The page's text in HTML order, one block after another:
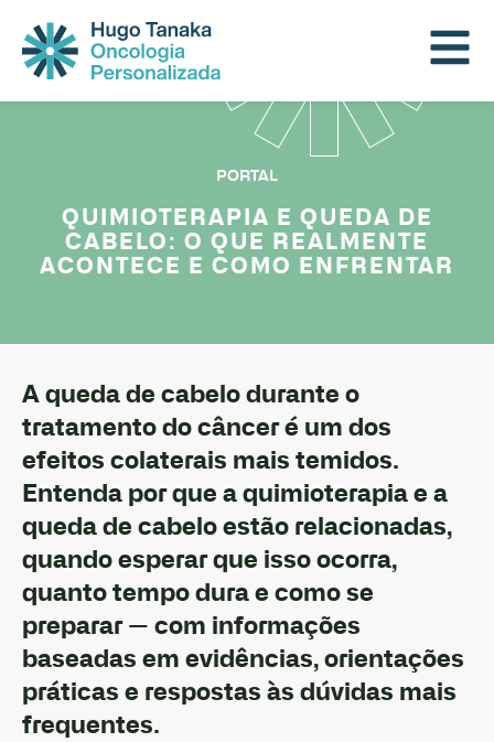
PORTAL
QUIMIOTERAPIA E QUEDA DE
CABELO: O QUE REALMENTE
ACONTECE E COMO ENFRENTAR
A queda de cabelo durante o
tratamento do câncer é um dos
efeitos colaterais mais temidos.
Entenda por que a quimioterapia e a
queda de cabelo estão relacionadas,
quando esperar que isso ocorra,
quanto tempo dura e como se
preparar — com informações
baseadas em evidências, orientações
práticas e respostas às dúvidas mais
frequentes.